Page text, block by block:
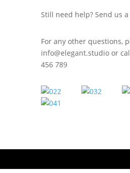
Still need help? Send us
For any other questions,
info@elegant.studioor
456 789
WE'RE ALL